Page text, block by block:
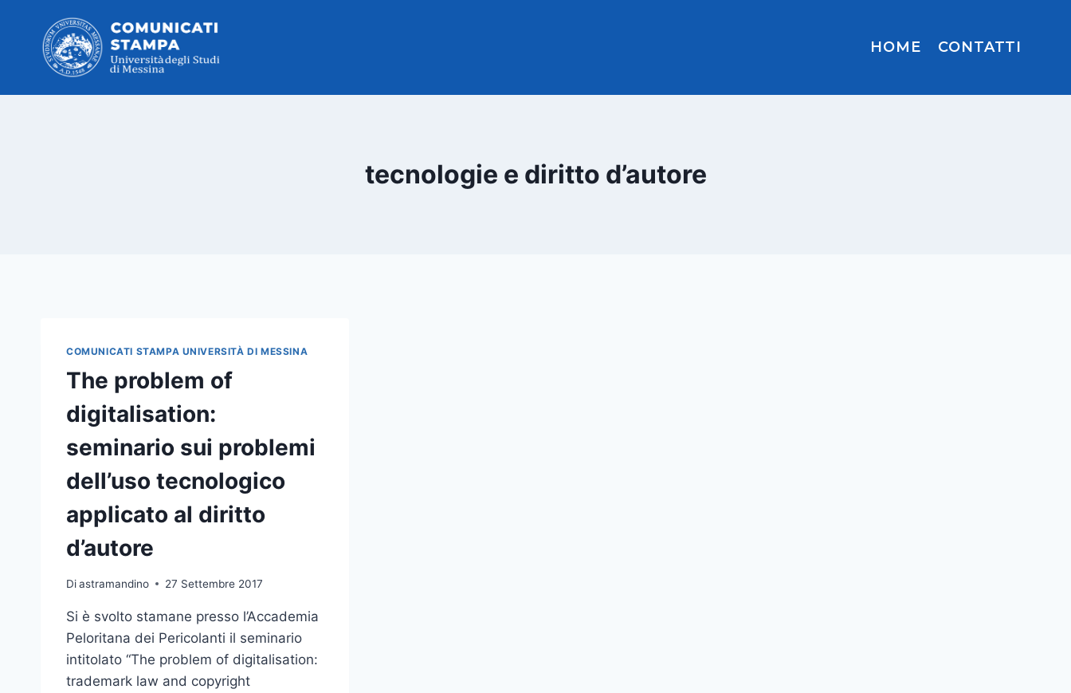
contenuto
HOME CONTATTI
tecnologie e diritto d’autore
COMUNICATI STAMPA UNIVERSITÀ DI MESSINA
The problem of
digitalisation:
seminario sui problemi
dell’uso tecnologico
applicato al diritto
d’autore
Diastramandino 27 Settembre 2017
Si è svolto stamane presso l’Accademia
Peloritana dei Pericolanti il seminario
intitolato “The problem of digitalisation:
trademark law and copyright